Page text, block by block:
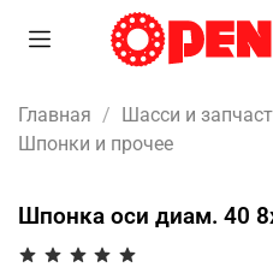
Главная Шасси и
Шпонки и прочее
Шпонка оси диам. 40